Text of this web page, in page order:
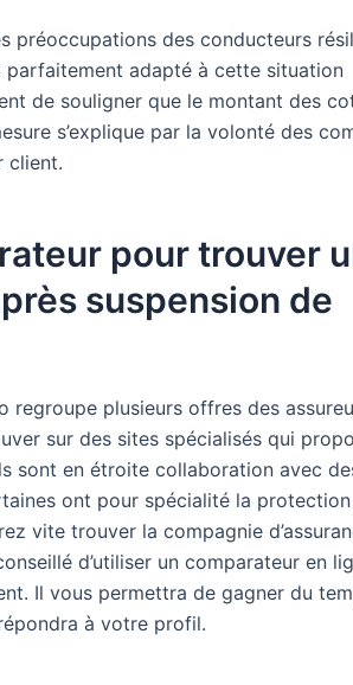
préoccupations des conducteurs
adapté à cette situation
de souligner que le montant des
s’explique par la volonté des
client.
pour trouver
suspension de
regroupe plusieurs offres des
sur des sites spécialisés qui
sont en étroite collaboration avec
ont pour spécialité la
vite trouver la compagnie
d’utiliser un comparateur en
Il vous permettra de gagner du
à votre profil.